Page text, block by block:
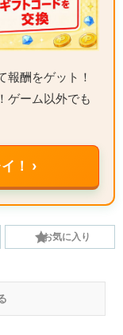
報酬をゲット！
ゲーム以外でも
！ ›
お気に入り